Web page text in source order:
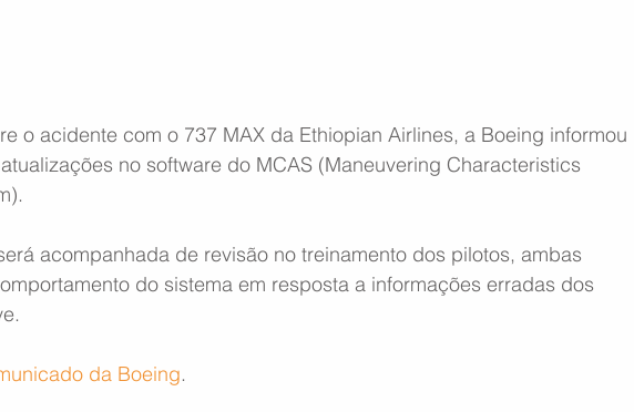
o acidente com o 737 MAX da Ethiopian Airlines, a Boeing informou
no software do MCAS (Maneuvering Characteristics
acompanhada de revisão no treinamento dos pilotos, ambas
do sistema em resposta a informações erradas dos
da Boeing.